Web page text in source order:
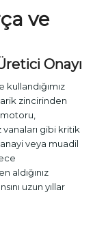
ve
Onayı
kullandığımız
zincirinden
gibi kritik
veya muadil
aldığınız
uzun yıllar